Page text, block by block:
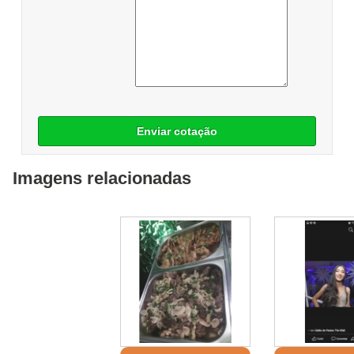
Enviar cotação
Imagens relacionadas